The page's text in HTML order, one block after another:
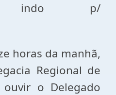
indo p/
horas da manhã,
Regional de
o Delegado